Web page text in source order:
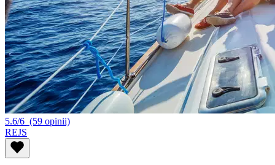
5.6/6 (59 opinii)
REJS